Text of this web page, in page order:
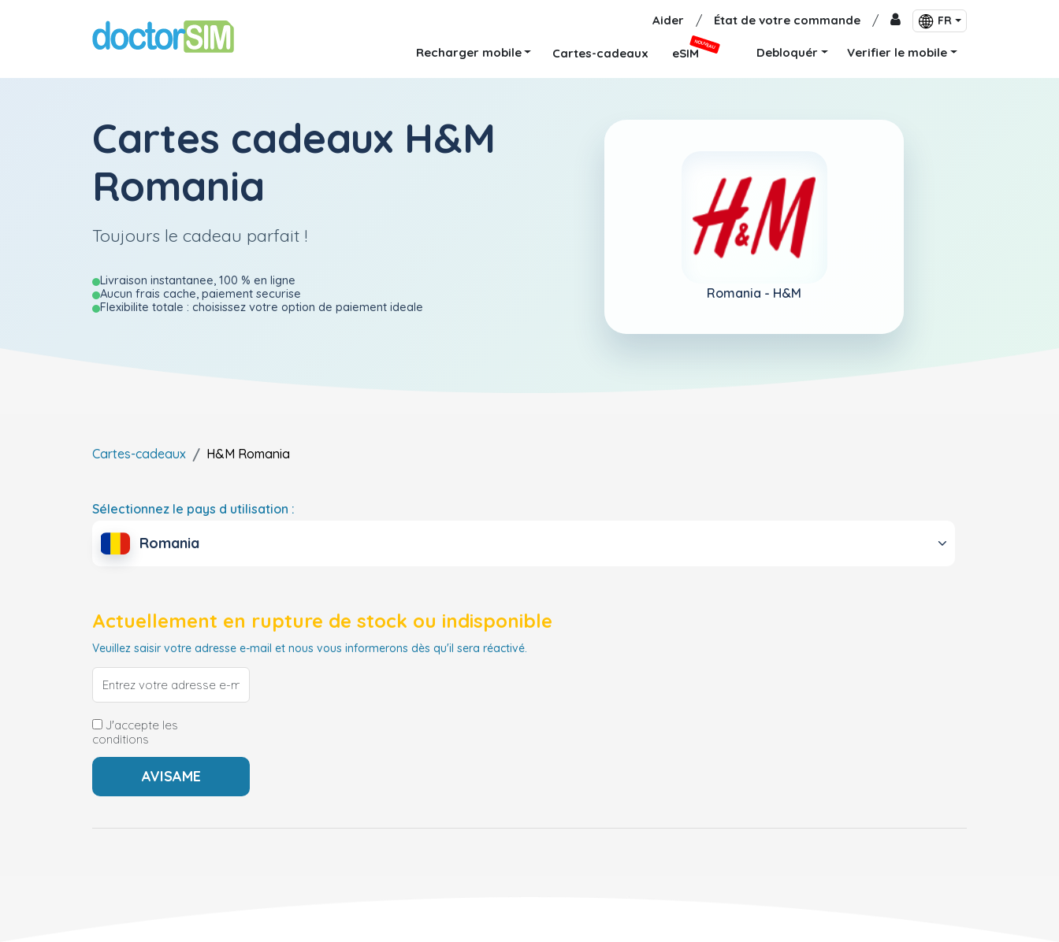
Aider / État de votre commande / FR
Recharger mobile Cartes-cadeaux eSIM
NOUVEAU
Debloquér Verifier le mobile
Cartes cadeaux H&M
Romania
Toujours le cadeau parfait !
Livraison instantanee, 100 % en ligne
Aucun frais cache, paiement securise
Flexibilite totale : choisissez votre option de paiement ideale
Romania - H&M
Cartes-cadeaux H&M Romania
Sélectionnez le pays d utilisation :
Romania
Actuellement en rupture de stock ou indisponible
Veuillez saisir votre adresse e-mail et nous vous informerons dès qu'il sera réactivé.
J'accepte les
conditions